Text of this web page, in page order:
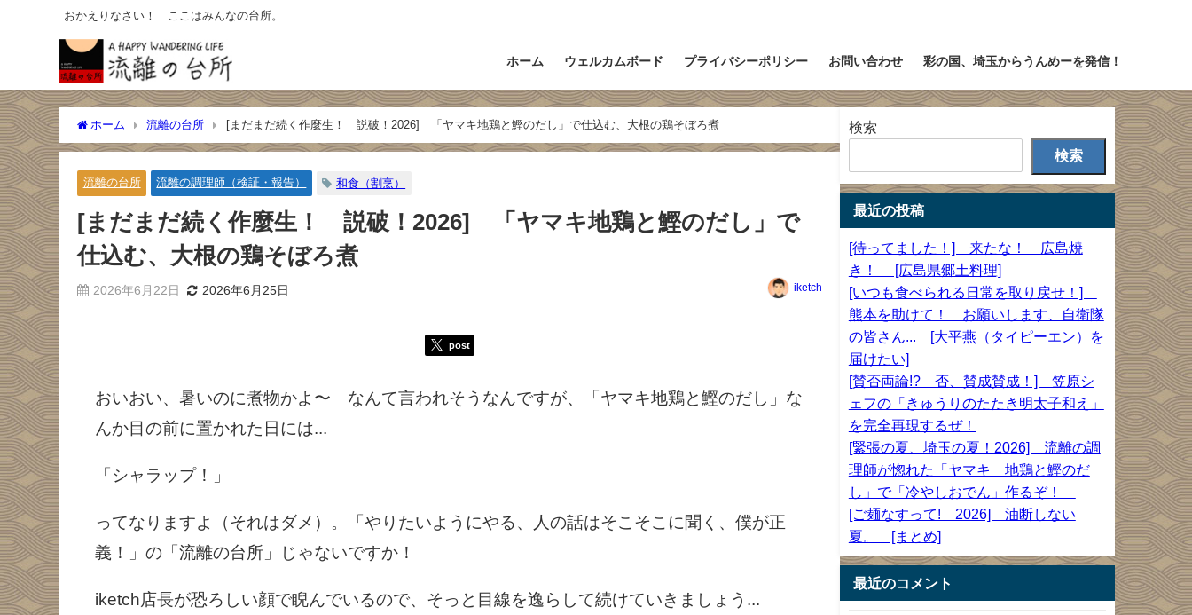
おかえりなさい！ ここはみんなの台所。
ホーム ウェルカムボード プライバシーポリシー お問い合わせ 彩の国、埼玉からうんめーを発信！
ホーム 流離の台所 [まだまだ続く作麼生！ 説破！2026] 「ヤマキ地鶏と鰹のだし」で仕込む、大根の鶏そぼろ煮
流離の台所 流離の調理師（検証・報告） 和食（割烹）
[まだまだ続く作麼生！ 説破！2026] 「ヤマキ地鶏と鰹のだし」で
仕込む、大根の鶏そぼろ煮
2026年6月22日 2026年6月25日 iketch
post
おいおい、暑いのに煮物かよ〜 なんて言われそうなんですが、「ヤマキ地鶏と鰹のだし」な
んか目の前に置かれた日には...
「シャラップ！」
ってなりますよ（それはダメ）。「やりたいようにやる、人の話はそこそこに聞く、僕が正
義！」の「流離の台所」じゃないですか！
iketch店長が恐ろしい顔で睨んでいるので、そっと目線を逸らして続けていきましょう...
検索
検索
最近の投稿
[待ってました！] 来たな！ 広島焼
き！ [広島県郷土料理]
[いつも食べられる日常を取り戻せ！]
熊本を助けて！ お願いします、自衛隊
の皆さん... [大平燕（タイピーエン）を
届けたい]
[賛否両論!? 否、賛成賛成！] 笠原シ
ェフの「きゅうりのたたき明太子和え」
を完全再現するぜ！
[緊張の夏、埼玉の夏！2026] 流離の調
理師が惚れた「ヤマキ 地鶏と鰹のだ
し」で「冷やしおでん」作るぞ！
[ご麺なすって! 2026] 油断しない
夏。 [まとめ]
最近のコメント